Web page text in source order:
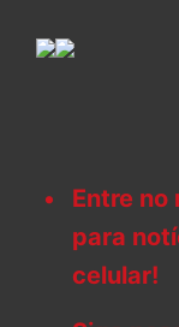
Entre no
para
celular!